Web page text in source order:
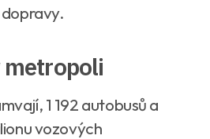
metropoli
1 192 autobusů a
vozových